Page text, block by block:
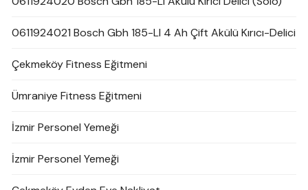
0611924021 Bosch Gbh 185-LI 4 Ah Çift Akülü Kırıcı-Delici
Çekmeköy Fitness Eğitmeni
Ümraniye Fitness Eğitmeni
İzmir Personel Yemeği
İzmir Personel Yemeği